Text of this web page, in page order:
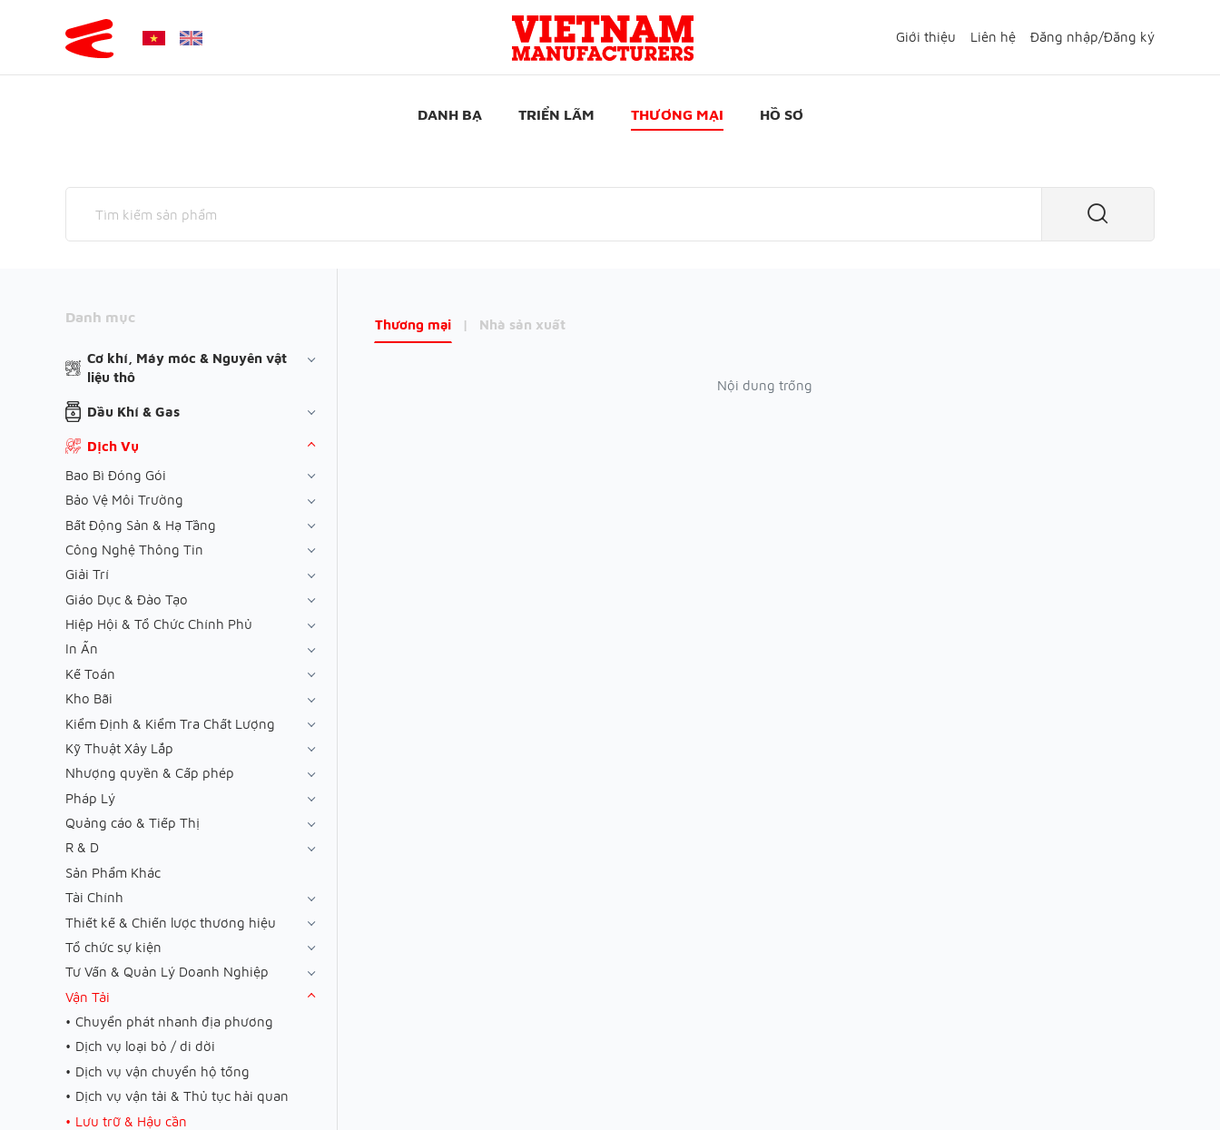
Giới thiệu Liên hệ Đăng nhập/Đăng ký
DANH BẠ TRIỂN LÃM THƯƠNG MẠI HỒ SƠ
Danh mục
Cơ khí, Máy móc & Nguyên vật
liệu thô
Dầu Khí & Gas
Dịch Vụ
Bao Bì Đóng Gói
Bảo Vệ Môi Trường
Bất Động Sản & Hạ Tầng
Công Nghệ Thông Tin
Giải Trí
Giáo Dục & Đào Tạo
Hiệp Hội & Tổ Chức Chính Phủ
In Ấn
Kế Toán
Kho Bãi
Kiểm Định & Kiểm Tra Chất Lượng
Kỹ Thuật Xây Lắp
Nhượng quyền & Cấp phép
Pháp Lý
Quảng cáo & Tiếp Thị
R & D
Sản Phẩm Khác
Tài Chính
Thiết kế & Chiến lược thương hiệu
Tổ chức sự kiện
Tư Vấn & Quản Lý Doanh Nghiệp
Vận Tải
Chuyển phát nhanh địa phương
Dịch vụ loại bỏ / di dời
Dịch vụ vận chuyển hộ tống
Dịch vụ vận tải & Thủ tục hải quan
Lưu trữ & Hậu cần
Thương mại | Nhà sản xuất
Nội dung trống